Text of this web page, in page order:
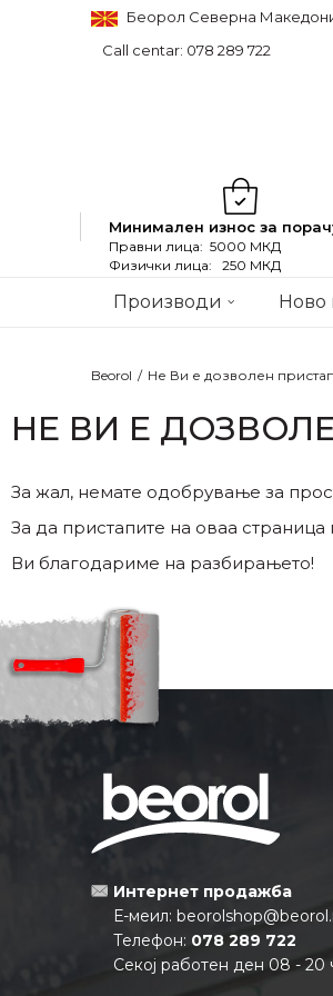
Беорол Северна
Call centar: 078 289 722
Минимален износ за
Правни лица: 5000 МКД
Физички лица: 250 МКД
Производи Ново
Beorol Не Ви е дозволен пристап
НЕ ВИ Е
За жал, немате одобрување за
За да пристапите на оваа
Ви благодариме на разбирањето!
Интернет продажба
Е-меил:
Телефон: 078 289 722
Секој работен ден 08 - 20